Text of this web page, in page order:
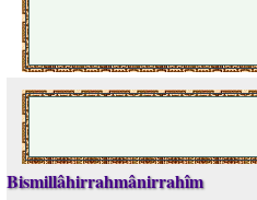
Bismillâhirrahmânirrahîm